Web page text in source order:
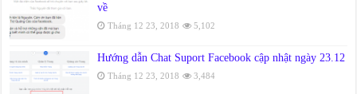
về
Tháng 12 23, 2018 5,102
Hướng dẫn Chat Suport Facebook cập nhật ngày 23.12
Tháng 12 23, 2018 3,484